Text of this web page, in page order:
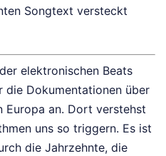
Songtext versteckt
elektronischen Beats
die Dokumentationen über
Europa an. Dort verstehst
uns so triggern. Es ist
die Jahrzehnte, die